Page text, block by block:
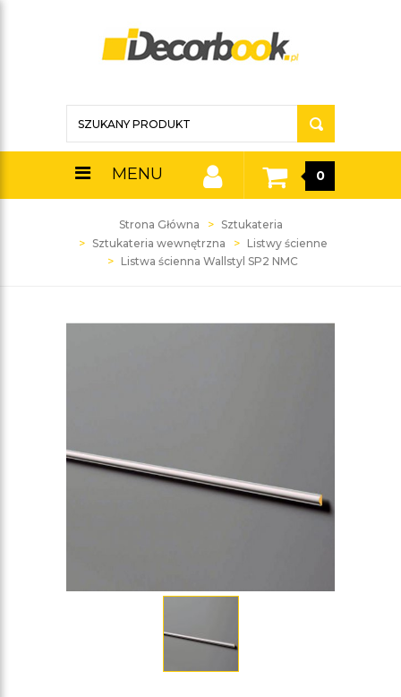
MENU 0
Strona Główna
Sztukateria
Sztukateria wewnętrzna
Listwy ścienne
Listwa ścienna Wallstyl SP2 NMC